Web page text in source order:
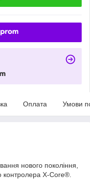
Оплата Умови
нового покоління,
контролера X-Core®.